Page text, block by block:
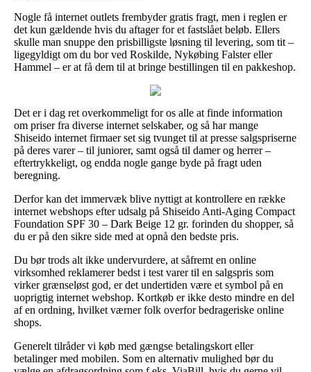
Nogle få internet outlets frembyder gratis fragt, men i reglen er
det kun gældende hvis du aftager for et fastslået beløb. Ellers
skulle man snuppe den prisbilligste løsning til levering, som tit –
ligegyldigt om du bor ved Roskilde, Nykøbing Falster eller
Hammel – er at få dem til at bringe bestillingen til en pakkeshop.
Det er i dag ret overkommeligt for os alle at finde information
om priser fra diverse internet selskaber, og så har mange
Shiseido internet firmaer set sig tvunget til at presse salgspriserne
på deres varer – til juniorer, samt også til damer og herrer –
eftertrykkeligt, og endda nogle gange byde på fragt uden
beregning.
Derfor kan det immervæk blive nyttigt at kontrollere en række
internet webshops efter udsalg på Shiseido Anti-Aging Compact
Foundation SPF 30 – Dark Beige 12 gr. forinden du shopper, så
du er på den sikre side med at opnå den bedste pris.
Du bør trods alt ikke undervurdere, at såfremt en online
virksomhed reklamerer bedst i test varer til en salgspris som
virker grænseløst god, er det undertiden være et symbol på en
uoprigtig internet webshop. Kortkøb er ikke desto mindre en del
af en ordning, hvilket værner folk overfor bedrageriske online
shops.
Generelt tilråder vi køb med gængse betalingskort eller
betalinger med mobilen. Som en alternativ mulighed bør du